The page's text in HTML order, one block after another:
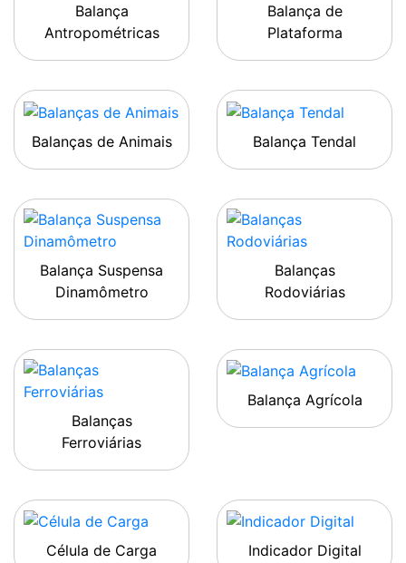
Balança
Antropométricas
Balança de
Plataforma
Balanças de Animais Balança Tendal
Balança Suspensa
Dinamômetro
Balanças
Rodoviárias
Balanças
Ferroviárias
Balança Agrícola
Célula de Carga Indicador Digital